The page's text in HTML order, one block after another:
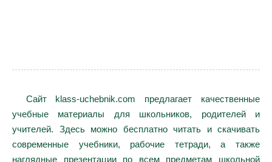
Сайт klass-uchebnik.com предлагает качественные
учебные материалы для школьников, родителей и
учителей. Здесь можно бесплатно читать и скачивать
современные учебники, рабочие тетради, а также
наглядные презентации по всем предметам школьной